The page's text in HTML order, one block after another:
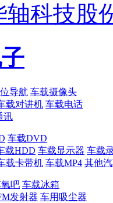
轴科技股
导航 车载摄像头
载对讲机 车载电话
讯
车载DVD
载HDD 车载显示器 车载
载卡带机 车载MP4 其他
吧 车载冰箱
发射器 车用吸尘器